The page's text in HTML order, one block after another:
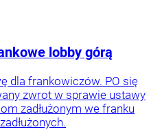
lobby górą
dla frankowiczów. PO się
zwrot w sprawie ustawy
zadłużonym we franku